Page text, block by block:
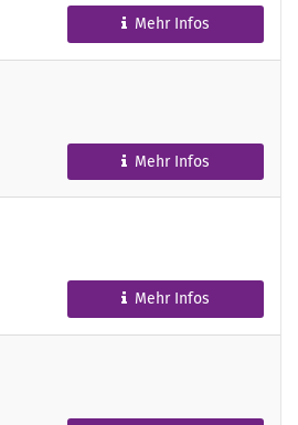
Mehr Infos
Mehr Infos
Mehr Infos